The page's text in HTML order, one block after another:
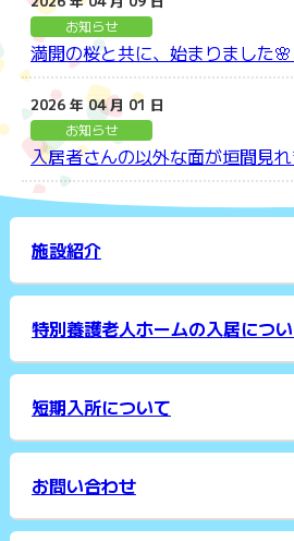
お知らせ
満開の桜と共に、始まりました
2026 年 04 月 01 日
お知らせ
入居者さんの以外な面が垣間見
施設紹介
特別養護老人ホームの入居につ
短期入所について
お問い合わせ